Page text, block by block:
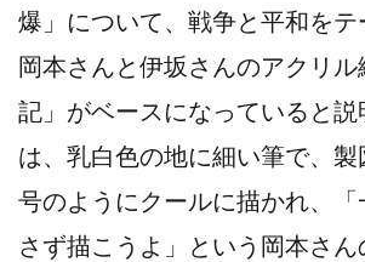
爆」について、戦争と平和をテ
岡本さんと伊坂さんのアクリ
記」がベースになっていると説
は、乳白色の地に細い筆で、
号のようにクールに描かれ、
さず描こうよ」という岡本さん